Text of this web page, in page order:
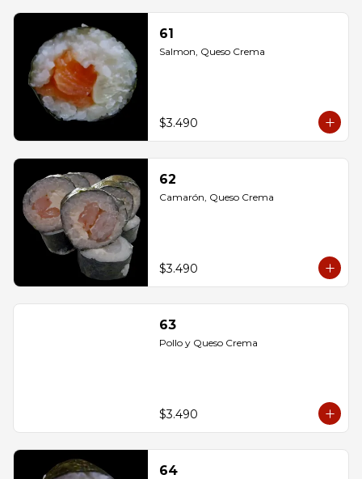
61
Salmon, Queso Crema
$3.490
62
Camarón, Queso Crema
$3.490
63
Pollo y Queso Crema
$3.490
64